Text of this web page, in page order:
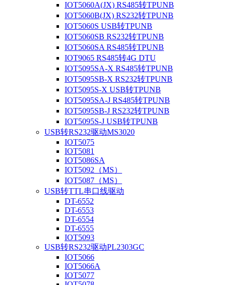
IOT5060A(JX) RS485转TPUNB
IOT5060B(JX) RS232转TPUNB
IOT5060S USB转TPUNB
IOT5060SB RS232转TPUNB
IOT5060SA RS485转TPUNB
IOT9065 RS485转4G DTU
IOT5095SA-X RS485转TPUNB
IOT5095SB-X RS232转TPUNB
IOT5095S-X USB转TPUNB
IOT5095SA-J RS485转TPUNB
IOT5095SB-J RS232转TPUNB
IOT5095S-J USB转TPUNB
USB转RS232驱动MS3020
IOT5075
IOT5081
IOT5086SA
IOT5092（MS）
IOT5087（MS）
USB转TTL串口线驱动
DT-6552
DT-6553
DT-6554
DT-6555
IOT5093
USB转RS232驱动PL2303GC
IOT5066
IOT5066A
IOT5077